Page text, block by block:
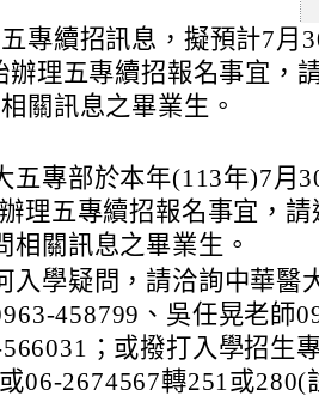
專續招訊息，擬預計7月
辦理五專續招報名事宜，
關訊息之畢業生。
五專部於本年(113年)7月
理五專續招報名事宜，
相關訊息之畢業生。
入學疑問，請洽詢中華醫
458799、吳任晃老師
；或撥打入學招生
06-2674567轉251或280(